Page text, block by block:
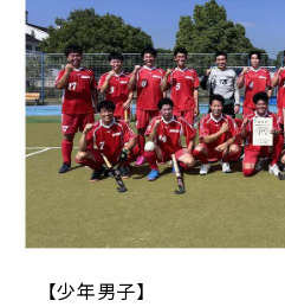
【少年男子】